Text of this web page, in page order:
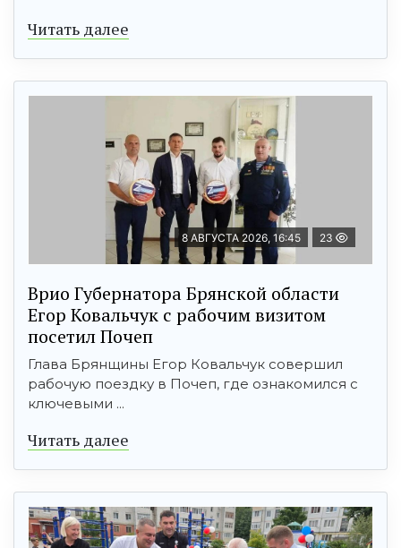
Читать далее
8 АВГУСТА 2026, 16:45 23
Врио Губернатора Брянской области
Егор Ковальчук с рабочим визитом
посетил Почеп
Глава Брянщины Егор Ковальчук совершил
рабочую поездку в Почеп, где ознакомился с
ключевыми ...
Читать далее